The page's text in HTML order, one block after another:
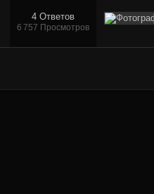
4 Ответов
6 757 Просмотров